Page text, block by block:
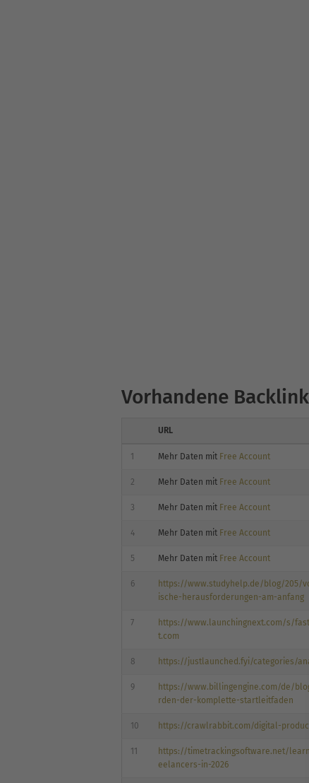
Vorhandene
URL
1 Mehr Daten mit Free Account
2 Mehr Daten mit Free Account
3 Mehr Daten mit Free Account
4 Mehr Daten mit Free Account
5 Mehr Daten mit Free Account
6
https://www.studyhelp.de/blog/205/
ische-herausforderungen-am-anfang
7
https://www.launchingnext.com/s/
t.com
8 https://justlaunched.fyi/categories/
9
https://www.billingengine.com/de/
rden-der-komplette-startleitfaden
10 https://crawlrabbit.com/digital-
11
https://timetrackingsoftware.net/
eelancers-in-2026